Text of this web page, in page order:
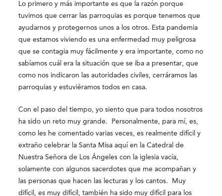
Lo primero y más importante es que la razón porque
tuvimos que cerrar las parroquias es porque tenemos que
ayudarnos y protegernos unos a los otros. Esta pandemia
que estamos viviendo es una enfermedad muy peligrosa
que se contagia muy fácilmente y era importante, como no
sabíamos cuál era la situación que se iba a presentar, que
como nos indicaron las autoridades civiles, cerráramos las
parroquias y estuviéramos todos en casa.
Con el paso del tiempo, yo siento que para todos nosotros
ha sido un reto muy grande. Personalmente, para mí, es,
como les he comentado varias veces, es realmente difícil y
extraño celebrar la Santa Misa aquí en la Catedral de
Nuestra Señora de Los Ángeles con la iglesia vacía,
solamente con algunos sacerdotes que me acompañan y
las personas que hacen las lecturas y los cantos. Muy
difícil, es muy difícil, también ha sido muy difícil para los